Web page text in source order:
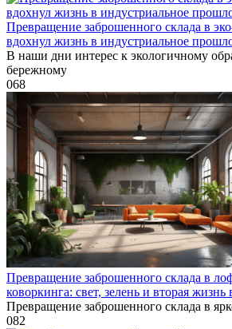
Превращение заброшенного склада в
вдохнул жизнь в индустриальное
В наши дни интерес к экологичному
бережному
068
Превращение заброшенного склада в
коворкинга: свет, зелень и вторая жизнь
Превращение заброшенного склада в
082